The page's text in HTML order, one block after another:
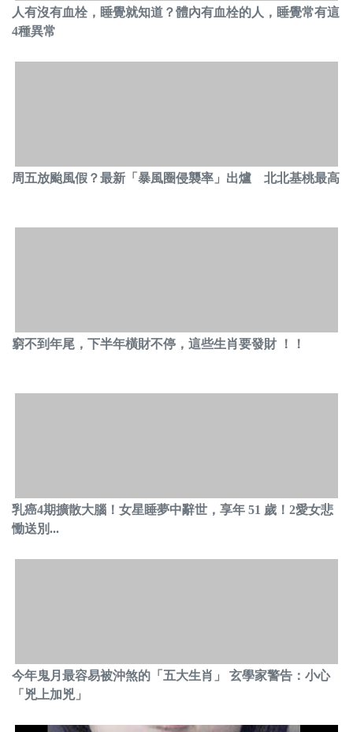
人有沒有血栓，睡覺就知道？體內有血栓的人，睡覺常有這
4種異常
周五放颱風假？最新「暴風圈侵襲率」出爐 北北基桃最高
窮不到年尾，下半年橫財不停，這些生肖要發財 ！！
乳癌4期擴散大腦！女星睡夢中辭世，享年 51 歲！2愛女悲
慟送別...
今年鬼月最容易被沖煞的「五大生肖」 玄學家警告：小心
「兇上加兇」